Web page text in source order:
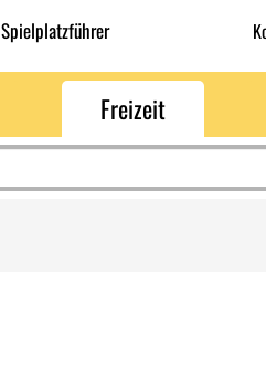
Spielplatzführer
Freizeit